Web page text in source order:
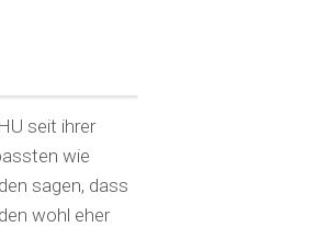
seit ihrer
wie
sagen, dass
wohl eher